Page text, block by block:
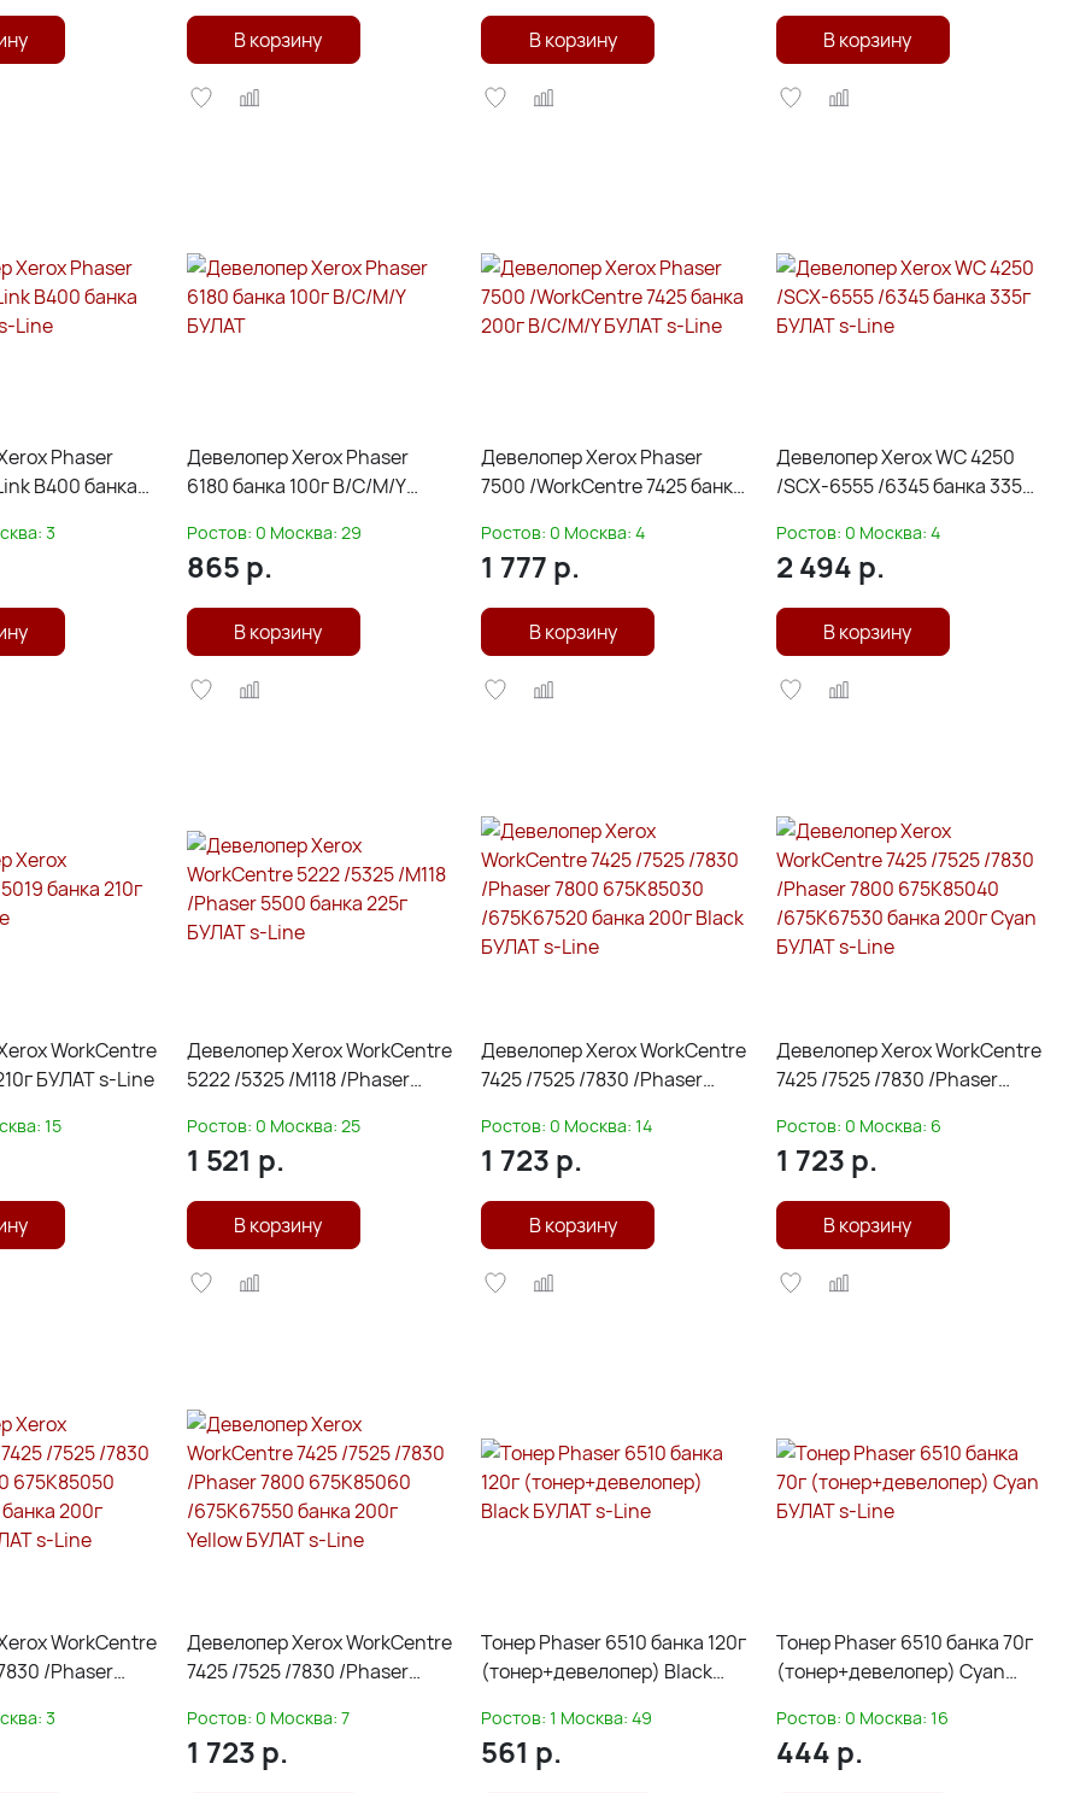
В корзину В корзину В корзину
Phaser
B400 банка
3
Девелопер Xerox Phaser
6180 банка 100г B/C/M/Y
Ростов: 0 Москва: 29
865 р.
В корзину
Девелопер Xerox Phaser
7500 /WorkCentre 7425 банка
Ростов: 0 Москва: 4
1 777 р.
В корзину
Девелопер Xerox WC 4250
/SCX-6555 /6345 банка 335г
Ростов: 0 Москва: 4
2 494 р.
В корзину
WorkCentre
БУЛАТ s-Line
15
Девелопер Xerox WorkCentre
5222 /5325 /M118 /Phaser
Line
Ростов: 0 Москва: 25
1 521 р.
В корзину
Девелопер Xerox WorkCentre
7425 /7525 /7830 /Phaser
банка 200г Black БУЛАТ s-
Line
Ростов: 0 Москва: 14
1 723 р.
В корзину
Девелопер Xerox WorkCentre
7425 /7525 /7830 /Phaser
банка 200г Cyan БУЛАТ s-
Line
Ростов: 0 Москва: 6
1 723 р.
В корзину
WorkCentre
/Phaser
БУЛАТ
3
Девелопер Xerox WorkCentre
7425 /7525 /7830 /Phaser
банка 200г Yellow БУЛАТ s-
Line
Ростов: 0 Москва: 7
1 723 р.
Тонер Phaser 6510 банка 120г
(тонер+девелопер) Black
Ростов: 1 Москва: 49
561 р.
Тонер Phaser 6510 банка 70г
(тонер+девелопер) Cyan
Ростов: 0 Москва: 16
444 р.